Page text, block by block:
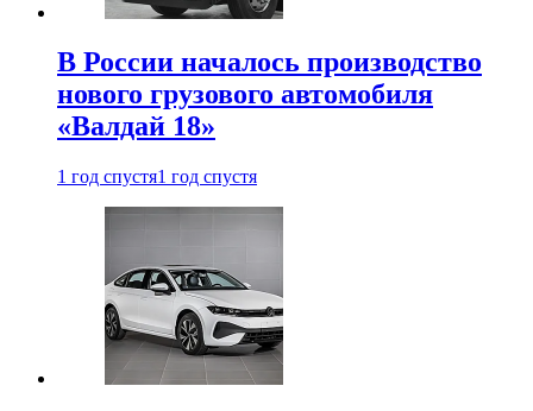
В России началось производство
нового грузового автомобиля
«Валдай 18»
1 год спустя1 год спустя